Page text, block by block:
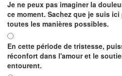
Je ne peux pas imaginer la
ce moment. Sachez que je suis
toutes les manières possibles.
En cette période de tristesse,
réconfort dans l'amour et le
entourent.